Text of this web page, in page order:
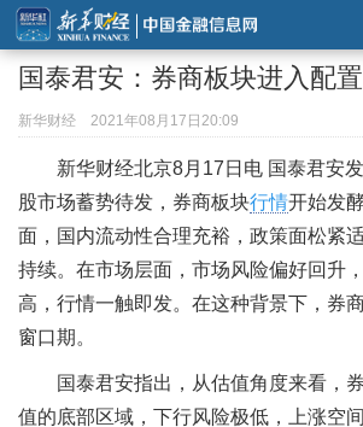
国泰君安：券商板块进入配
新华财经 2021年08月17日20:09
新华财经北京8月17日电 国泰君安
股市场蓄势待发，券商板块行情开始发
面，国内流动性合理充裕，政策面松紧
持续。在市场层面，市场风险偏好回升
高，行情一触即发。在这种背景下，券
窗口期。
国泰君安指出，从估值角度来看，
值的底部区域，下行风险极低，上涨空